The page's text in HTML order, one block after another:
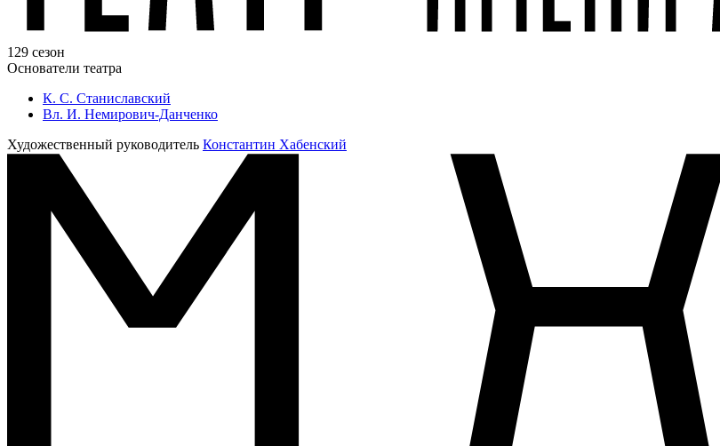
129 сезон
Основатели театра
К. С. Станиславский
Вл. И. Немирович-Данченко
Художественный руководитель Константин Хабенский